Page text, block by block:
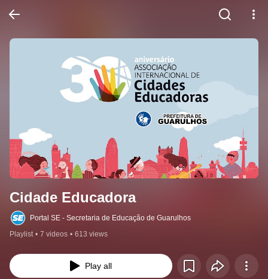
Cidade Educadora
Portal SE - Secretaria de Educação de Guarulhos
Playlist • 7 videos • 613 views
Play all